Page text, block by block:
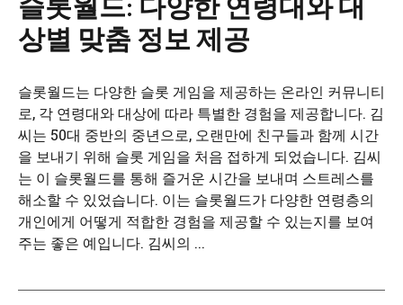
상별 맞춤 정보 제공
슬롯월드는 다양한 슬롯 게임을 제공하는 온라인 커뮤니티
로, 각 연령대와 대상에 따라 특별한 경험을 제공합니다. 김
씨는 50대 중반의 중년으로, 오랜만에 친구들과 함께 시간
을 보내기 위해 슬롯 게임을 처음 접하게 되었습니다. 김씨
는 이 슬롯월드를 통해 즐거운 시간을 보내며 스트레스를
해소할 수 있었습니다. 이는 슬롯월드가 다양한 연령층의
개인에게 어떻게 적합한 경험을 제공할 수 있는지를 보여
주는 좋은 예입니다. 김씨의 ...